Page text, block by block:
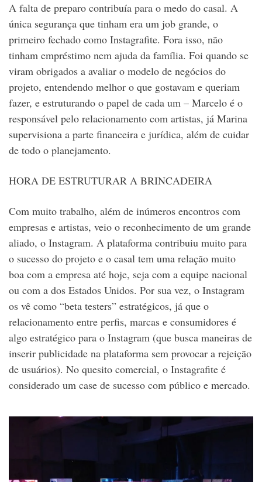
A falta de preparo contribuía para o medo do casal. A
única segurança que tinham era um job grande, o
primeiro fechado como Instagrafite. Fora isso, não
tinham empréstimo nem ajuda da família. Foi quando se
viram obrigados a avaliar o modelo de negócios do
projeto, entendendo melhor o que gostavam e queriam
fazer, e estruturando o papel de cada um – Marcelo é o
responsável pelo relacionamento com artistas, já Marina
supervisiona a parte financeira e jurídica, além de cuidar
de todo o planejamento.
HORA DE ESTRUTURAR A BRINCADEIRA
Com muito trabalho, além de inúmeros encontros com
empresas e artistas, veio o reconhecimento de um grande
aliado, o Instagram. A plataforma contribuiu muito para
o sucesso do projeto e o casal tem uma relação muito
boa com a empresa até hoje, seja com a equipe nacional
ou com a dos Estados Unidos. Por sua vez, o Instagram
os vê como “beta testers” estratégicos, já que o
relacionamento entre perfis, marcas e consumidores é
algo estratégico para o Instagram (que busca maneiras de
inserir publicidade na plataforma sem provocar a rejeição
de usuários). No quesito comercial, o Instagrafite é
considerado um case de sucesso com público e mercado.